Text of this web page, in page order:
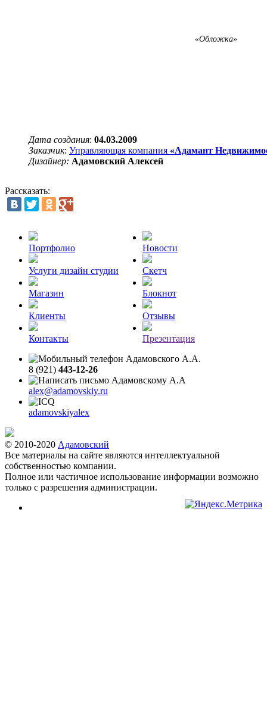
«Обложка»
Дата создания: 04.03.2009
Заказчик: Управляющая компания «Адамант
Дизайнер: Адамовский Алексей
Рассказать:
Портфолио
Услуги дизайн студии
Магазин
Клиенты
Контакты
Новости
Скетч
Блокнот
Отзывы
Презентация
8 (921) 443-12-26
alex@adamovskiy.ru
adamovskiyalex
© 2010-2020 Адамовский
Все материалы на сайте являются интеллектуальной
собственностью компании.
Полное или частичное использование информации возможно
только с разрешения администрации.